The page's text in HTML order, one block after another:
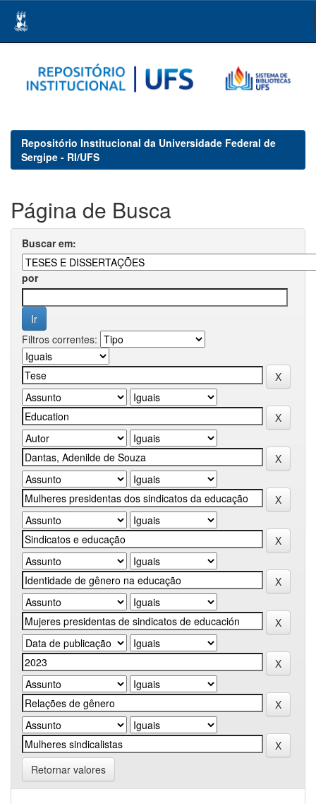
navigation
Repositório Institucional da Universidade Federal de
Sergipe - RI/UFS
Página de Busca
Buscar em:
por
Filtros correntes:
Retornar valores